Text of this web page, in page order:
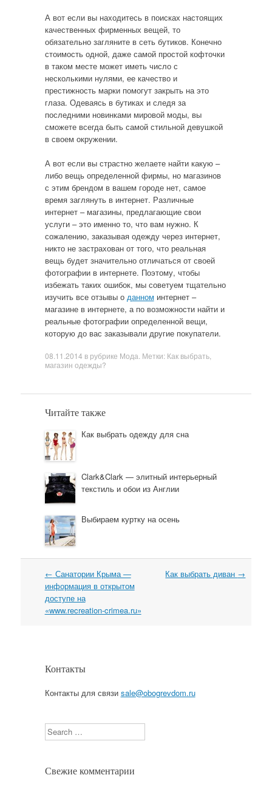
А вот если вы находитесь в поисках настоящих
качественных фирменных вещей, то
обязательно загляните в сеть бутиков. Конечно
стоимость одной, даже самой простой кофточки
в таком месте может иметь число с
несколькими нулями, ее качество и
престижность марки помогут закрыть на это
глаза. Одеваясь в бутиках и следя за
последними новинками мировой моды, вы
сможете всегда быть самой стильной девушкой
в своем окружении.
А вот если вы страстно желаете найти какую –
либо вещь определенной фирмы, но магазинов
с этим брендом в вашем городе нет, самое
время заглянуть в интернет. Различные
интернет – магазины, предлагающие свои
услуги – это именно то, что вам нужно. К
сожалению, заказывая одежду через интернет,
никто не застрахован от того, что реальная
вещь будет значительно отличаться от своей
фотографии в интернете. Поэтому, чтобы
избежать таких ошибок, мы советуем тщательно
изучить все отзывы о данном интернет –
магазине в интернете, а по возможности найти и
реальные фотографии определенной вещи,
которую до вас заказывали другие покупатели.
08.11.2014 в рубрике Мода . Метки: Как выбрать,
магазин одежды?
Читайте также
Как выбрать одежду для сна
Clark&Clark — элитный интерьерный
текстиль и обои из Англии
Выбираем куртку на осень
Навигация
← Санатории Крыма —
информация в открытом
доступе на
«www.recreation-crimea.ru»
Как выбрать диван →
Контакты
Контакты для связи sale@obogrevdom.ru
Search
Свежие комментарии